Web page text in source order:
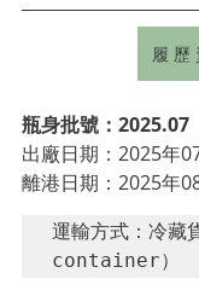
履 歷
瓶身批號：2025.07
出廠日期：2025年
離港日期：2025年
運輸方式：冷
container）